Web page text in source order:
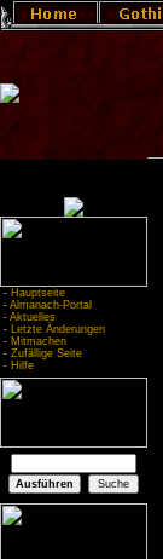
- Hauptseite
- Almanach-Portal
- Aktuelles
- Letzte Änderungen
- Mitmachen
- Zufällige Seite
- Hilfe